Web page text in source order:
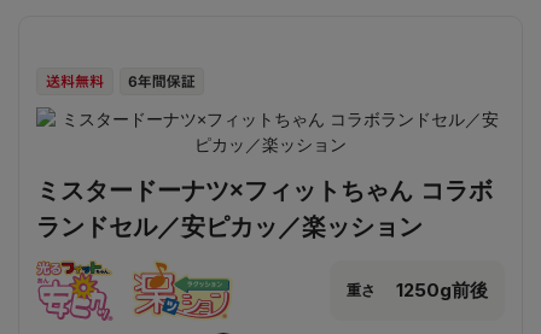
ミスタードーナツ×フィットちゃん コラボ
ランドセル／安ピカッ／楽ッション
重さ 1250g前後